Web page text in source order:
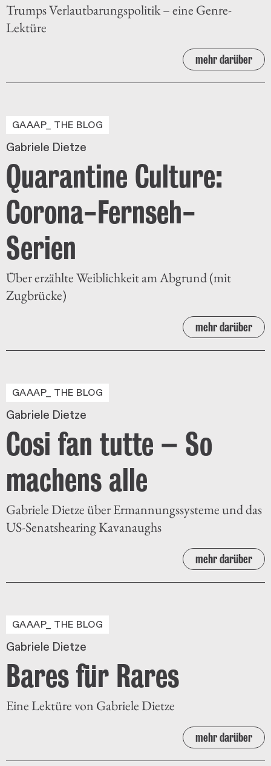
Trumps Verlautbarungspolitik – eine Genre-
Lektüre
mehr darüber
GAAAP_ THE BLOG
Gabriele Dietze
Quarantine Culture:
Corona-Fernseh-
Serien
Über erzählte Weiblichkeit am Abgrund (mit
Zugbrücke)
mehr darüber
GAAAP_ THE BLOG
Gabriele Dietze
Cosi fan tutte – So
machens alle
Gabriele Dietze über Ermannungssysteme und das
US-Senatshearing Kavanaughs
mehr darüber
GAAAP_ THE BLOG
Gabriele Dietze
Bares für Rares
Eine Lektüre von Gabriele Dietze
mehr darüber